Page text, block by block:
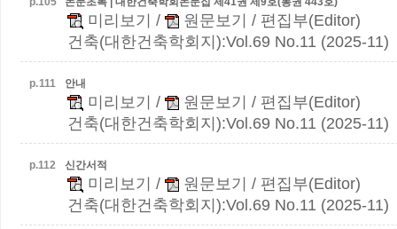
미리보기 / 원문보기
/ 편집부(Editor)
건축(대한건축학회지):Vol.69 No.11 (2025-11)
p.111 안내
미리보기 / 원문보기
/ 편집부(Editor)
건축(대한건축학회지):Vol.69 No.11 (2025-11)
p.112 신간서적
미리보기 / 원문보기
/ 편집부(Editor)
건축(대한건축학회지):Vol.69 No.11 (2025-11)